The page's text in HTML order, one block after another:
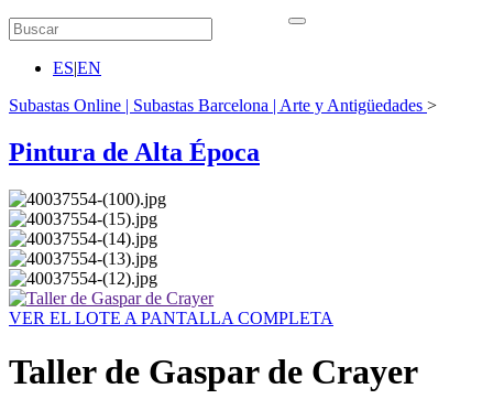
ES|EN
Subastas Online | Subastas Barcelona | Arte y Antigüedades >
Pintura de Alta Época
VER EL LOTE A PANTALLA COMPLETA
Taller de Gaspar de Crayer